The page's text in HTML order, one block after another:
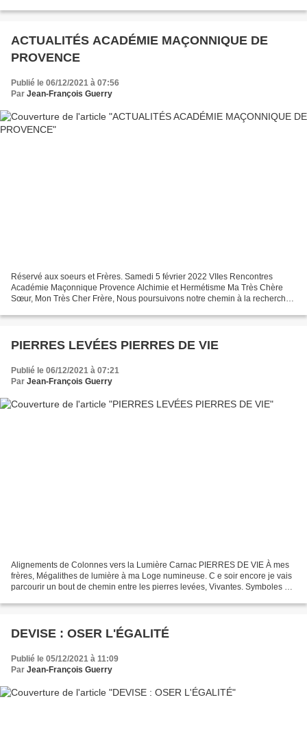
ACTUALITÉS ACADÉMIE MAÇONNIQUE DE
PROVENCE
Publié le 06/12/2021 à 07:56
Par Jean-François Guerry
Réservé aux soeurs et Frères. Samedi 5 février 2022 VIIes Rencontres
Académie Maçonnique Provence Alchimie et Hermétisme Ma Très Chère
Sœur, Mon Très Cher Frère, Nous poursuivons notre chemin à la recherche
PIERRES LEVÉES PIERRES DE VIE
Publié le 06/12/2021 à 07:21
Par Jean-François Guerry
Alignements de Colonnes vers la Lumière Carnac PIERRES DE VIE À mes
frères, Mégalithes de lumière à ma Loge numineuse. C e soir encore je vais
parcourir un bout de chemin entre les pierres levées, Vivantes. Symboles de
DEVISE : OSER L'ÉGALITÉ
Publié le 05/12/2021 à 11:09
Par Jean-François Guerry